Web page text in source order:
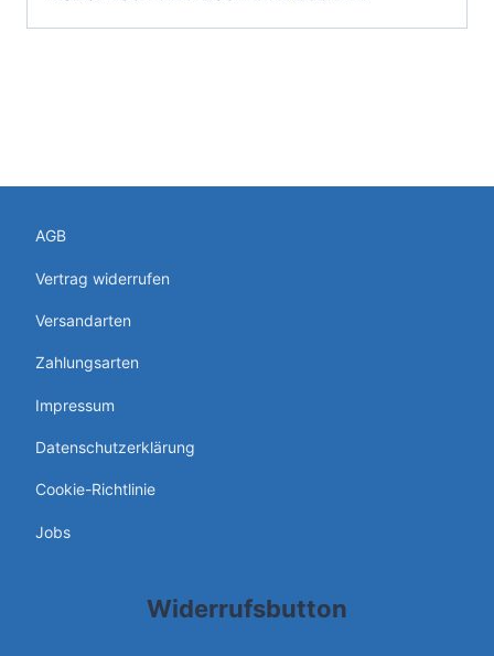
AGB
Vertrag widerrufen
Versandarten
Zahlungsarten
Impressum
Datenschutzerklärung
Cookie-Richtlinie
Jobs
Widerrufsbutton